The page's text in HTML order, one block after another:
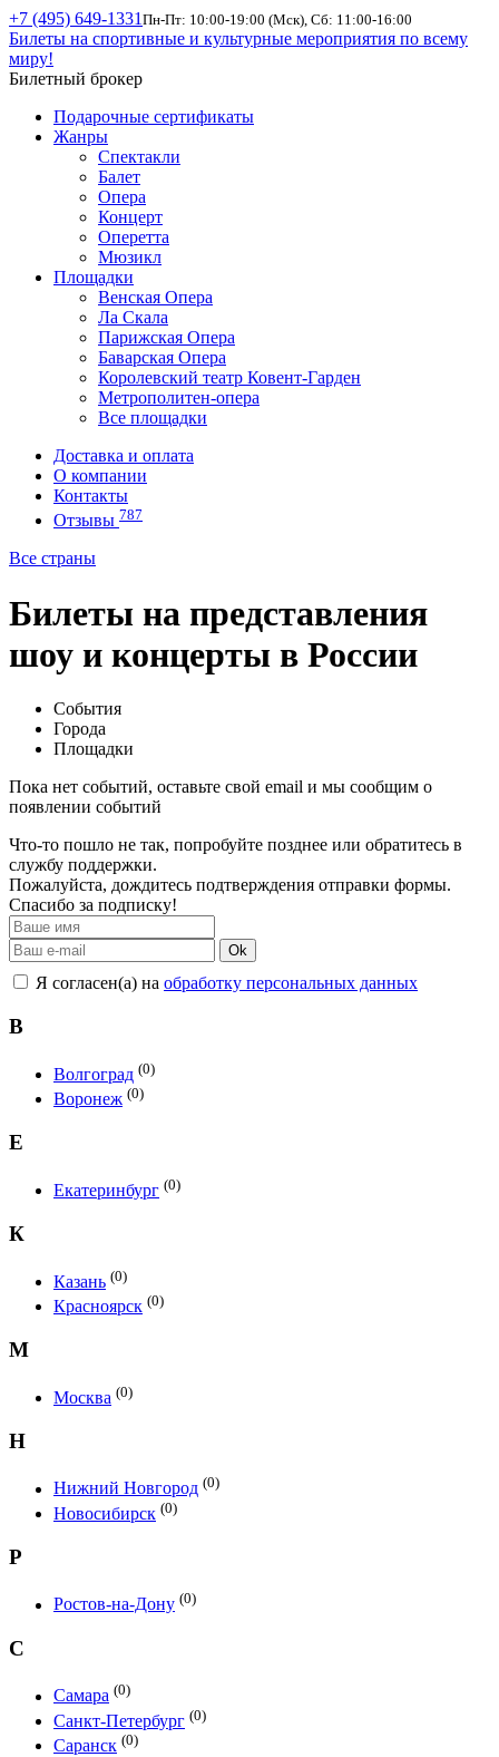
+7 (495) 649-1331 Пн-Пт: 10:00-19:00 (Мск), Сб: 11:00-16:00
Билеты на спортивные и культурные мероприятия по всему
миру!
Билетный брокер
Подарочные сертификаты
Жанры
Спектакли
Балет
Опера
Концерт
Оперетта
Мюзикл
Площадки
Венская Опера
Ла Скала
Парижская Опера
Баварская Опера
Королевский театр Ковент-Гарден
Метрополитен-опера
Все площадки
Доставка и оплата
О компании
Контакты
Отзывы 787
Все страны
Билеты на представления
шоу и концерты в России
События
Города
Площадки
Пока нет событий, оставьте свой email и мы сообщим о
появлении событий
Что-то пошло не так, попробуйте позднее или обратитесь в
службу поддержки.
Пожалуйста, дождитесь подтверждения отправки формы.
Спасибо за подписку!
Ok
Я согласен(а) на обработку персональных данных
В
Волгоград (0)
Воронеж (0)
Е
Екатеринбург (0)
К
Казань (0)
Красноярск (0)
М
Москва (0)
Н
Нижний Новгород (0)
Новосибирск (0)
Р
Ростов-на-Дону (0)
С
Самара (0)
Санкт-Петербург (0)
Саранск (0)